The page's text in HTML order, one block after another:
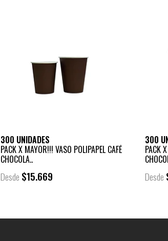
300 UNIDADES
PACK X MAYOR!!! VASO POLIPAPEL CAFÉ
CHOCOLA..
Desde $15.669
300
PACK
Desde